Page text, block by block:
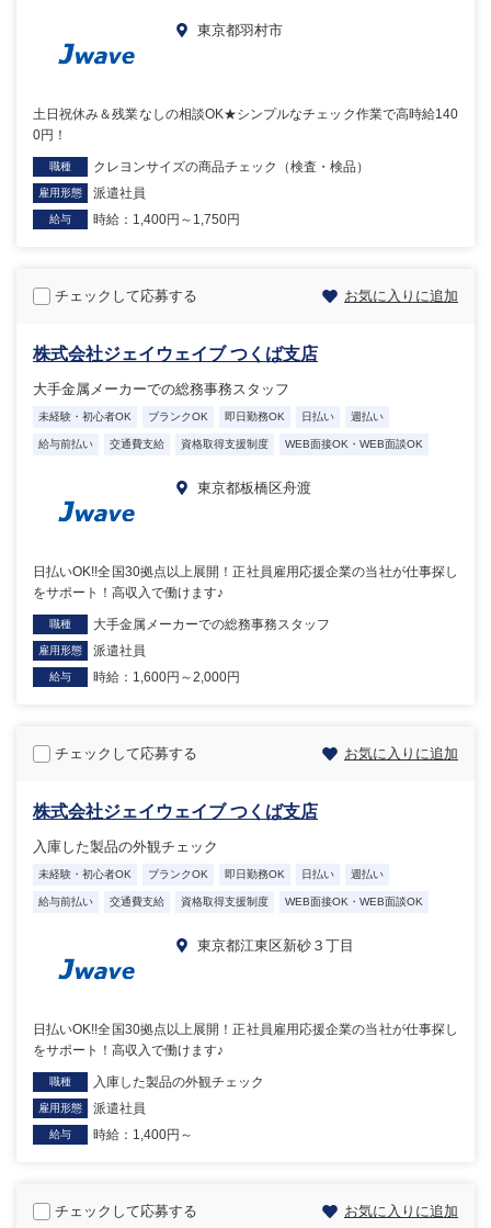
東京都羽村市
土日祝休み＆残業なしの相談OK★シンプルなチェック作業で高時給140
0円！
職種 クレヨンサイズの商品チェック（検査・検品）
雇用形態 派遣社員
給与 時給：1,400円～1,750円
チェックして応募する お気に入りに追加
株式会社ジェイウェイブ つくば支店
大手金属メーカーでの総務事務スタッフ
未経験・初心者OK ブランクOK 即日勤務OK 日払い 週払い
給与前払い 交通費支給 資格取得支援制度 WEB面接OK・WEB面談OK
東京都板橋区舟渡
日払いOK!!全国30拠点以上展開！正社員雇用応援企業の当社が仕事探し
をサポート！高収入で働けます♪
職種 大手金属メーカーでの総務事務スタッフ
雇用形態 派遣社員
給与 時給：1,600円～2,000円
チェックして応募する お気に入りに追加
株式会社ジェイウェイブ つくば支店
入庫した製品の外観チェック
未経験・初心者OK ブランクOK 即日勤務OK 日払い 週払い
給与前払い 交通費支給 資格取得支援制度 WEB面接OK・WEB面談OK
東京都江東区新砂３丁目
日払いOK!!全国30拠点以上展開！正社員雇用応援企業の当社が仕事探し
をサポート！高収入で働けます♪
職種 入庫した製品の外観チェック
雇用形態 派遣社員
給与 時給：1,400円～
チェックして応募する お気に入りに追加